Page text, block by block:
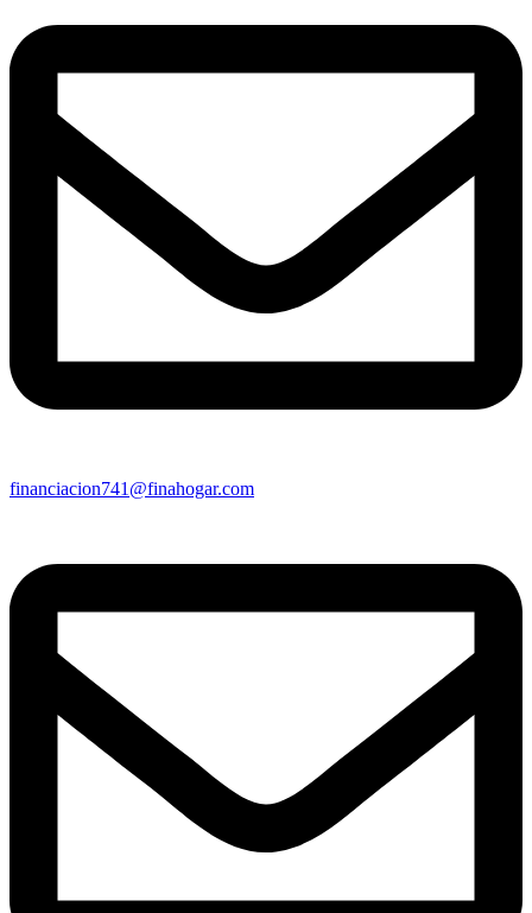
financiacion741@finahogar.com